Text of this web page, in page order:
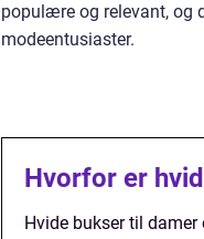
populære og relevant, og
modeentusiaster.
Hvorfor er
Hvide bukser til